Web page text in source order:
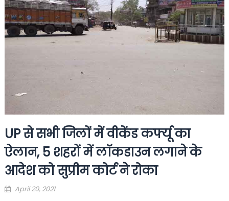
UP से सभी जिलों में वीकेंड कर्फ्यू का
ऐलान, 5 शहरों में लॉकडाउन लगाने के
आदेश को सुप्रीम कोर्ट ने रोका
Posted
April 20, 2021